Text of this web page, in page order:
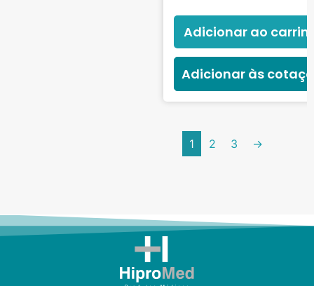
Adicionar ao
Adicionar às
1 2 3 →